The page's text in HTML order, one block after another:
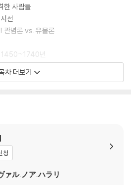
한 사람들
선
관념론 vs. 유물론
1450~1740년
적 진실
진실의 증언자로 부상하는 육체
음 | 데카르트 철학의 탄생 | 전쟁은 명예로
단적 수단 | 정신과 육체의 내적 전투
차 더보기
청
ル.ノア.ハラリ